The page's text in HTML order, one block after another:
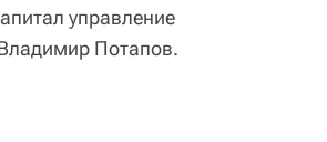
управление
Потапов.